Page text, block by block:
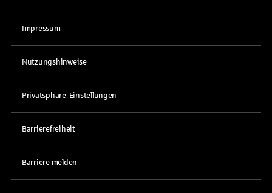
Impressum
Nutzungshinweise
Privatsphäre-Einstellungen
Barrierefreiheit
Barriere melden